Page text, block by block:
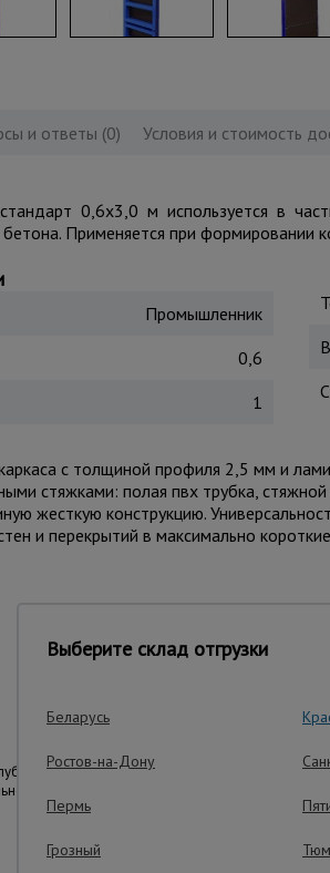
и ответы (0) Условия и стоимость
0,6x3,0 м используется в
Применяется при формировании
Промышленник
0,6
1
с толщиной профиля 2,5 мм и
стяжками: полая пвх трубка,
жесткую конструкцию.
и перекрытий в максимально
Важные преимущества –
Выберите склад отгрузки
Беларусь
Ростов-на-Дону
Пермь
Грозный